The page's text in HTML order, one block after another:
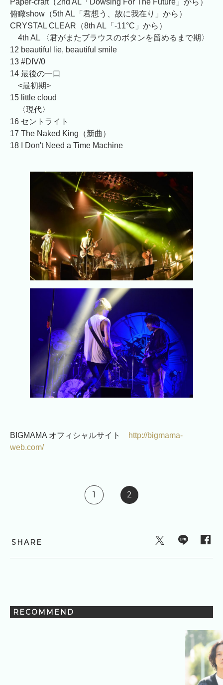
俯瞰show（5th AL「君想う、故に我在り」から）
CRYSTAL CLEAR（8th AL「-11°C」から）
4th AL 〈君がまたブラウスのボタンを留めるまで期〉
12 beautiful lie, beautiful smile
13 #DIV/0
14 最後の一口
<最初期>
15 little cloud
〈現代〉
16 セントライト
17 The Naked King（新曲）
18 I Don't Need a Time Machine
BIGMAMA オフィシャルサイト
http://bigmama-
web.com/
1 2
SHARE
RECOMMEND